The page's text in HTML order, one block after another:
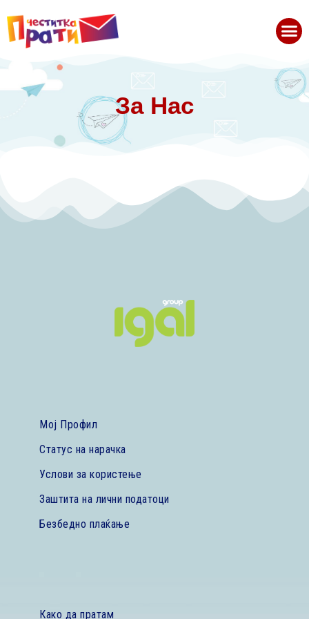
За Нас
Мој Профил
Статус на нарачка
Услови за користење
Заштита на лични податоци
Безбедно плаќање
Како да пратам